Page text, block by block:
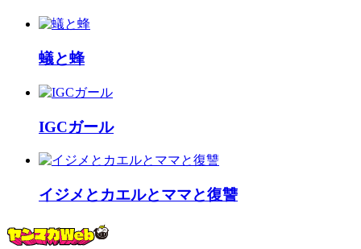
蟻と蜂
IGCガール
イジメとカエルとママと復讐